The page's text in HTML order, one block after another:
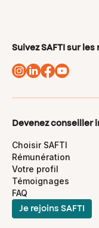
Suivez SAFTI sur
Devenez conseiller
Choisir SAFTI
Rémunération
Votre profil
Témoignages
FAQ
Je rejoins SAFTI